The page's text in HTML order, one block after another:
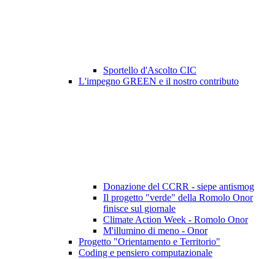
Sportello d'Ascolto CIC
L'impegno GREEN e il nostro contributo
Donazione del CCRR - siepe antismog
Il progetto "verde" della Romolo Onor
finisce sul giornale
Climate Action Week - Romolo Onor
M'illumino di meno - Onor
Progetto "Orientamento e Territorio"
Coding e pensiero computazionale